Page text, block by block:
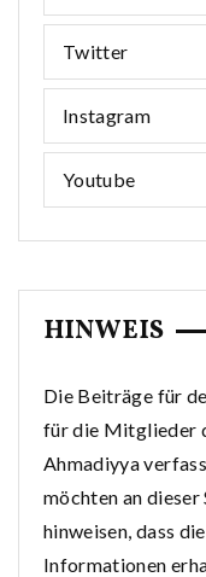
Twitter
Instagram
Youtube
HINWEIS
Die Beiträge für
für die Mitglieder
Ahmadiyya
möchten an
hinweisen, dass
Informationen